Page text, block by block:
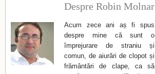
Despre Robin Molnar
Acum zece ani aș fi spus
despre mine că sunt o
împrejurare de straniu și
comun, de aiurări de clopot și
frământări de clape, ca să